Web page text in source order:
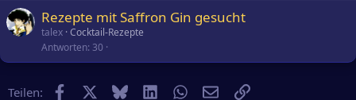
Rezepte mit Saffron Gin gesucht
talex Cocktail-Rezepte
Antworten 30
Teilen: Facebook BlueskyLinkedInWhatsApp
E-MailLink